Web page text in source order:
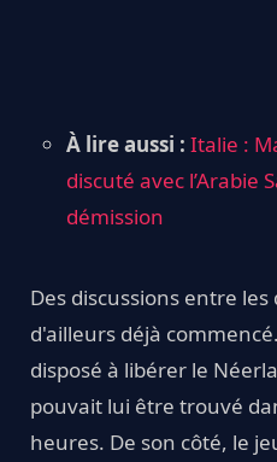
À lire aussi : Italie :
discuté avec l’Arabie
démission
Des discussions entre
d'ailleurs déjà
disposé à libérer le
pouvait lui être trouvé
heures. De son côté, le